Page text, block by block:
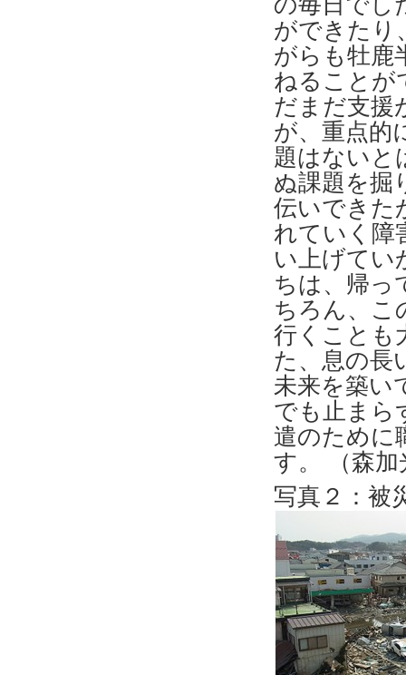
ができたり
がらも牡鹿
ねることが
だまだ支援
が、重点的
題はないと
ぬ課題を掘
伝いできた
れていく障
い上げて
ちは、帰っ
ちろん、こ
行くことも
た、息の長
未来を築い
でも止まら
遣のために
す。 （森
写真２：被